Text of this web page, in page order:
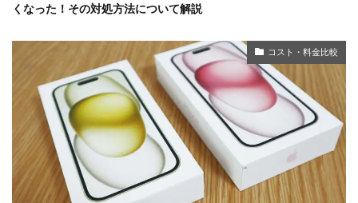
くなった！その対処方法について解説
コスト・料金比較